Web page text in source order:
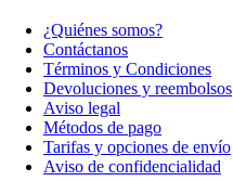
¿Quiénes somos?
Contáctanos
Términos y Condiciones
Devoluciones y reembolsos
Aviso legal
Métodos de pago
Tarifas y opciones de envío
Aviso de confidencialidad